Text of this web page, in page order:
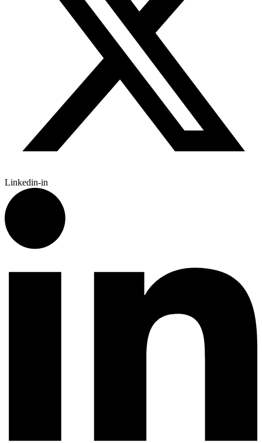
Linkedin-in